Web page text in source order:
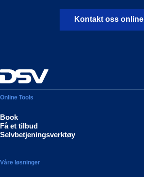
Kontakt oss online
Online Tools
Book
Få et tilbud
Selvbetjeningsverktøy
Våre løsninger